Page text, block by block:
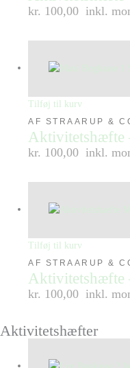
kr. 100,00 inkl.
Tilføj til kurv
AF STRAARUP &
Aktivitetshæfte
kr. 100,00 inkl.
Tilføj til kurv
AF STRAARUP &
Aktivitetshæfte
kr. 100,00 inkl.
Aktivitetshæfter